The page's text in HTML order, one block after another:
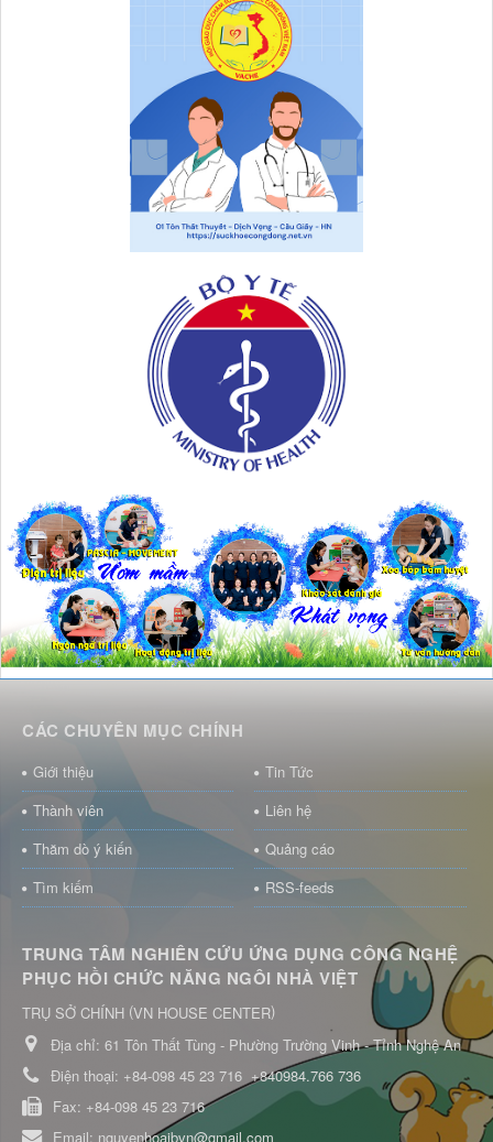
CÁC CHUYÊN MỤC CHÍNH
Giới thiệu
Tin Tức
Thành viên
Liên hệ
Thăm dò ý kiến
Quảng cáo
Tìm kiếm
RSS-feeds
TRUNG TÂM NGHIÊN CỨU ỨNG DỤNG CÔNG NGHỆ
PHỤC HỒI CHỨC NĂNG NGÔI NHÀ VIỆT
TRỤ SỞ CHÍNH (VN HOUSE CENTER)
Địa chỉ: 61 Tôn Thất Tùng - Phường Trường Vinh - Tỉnh Nghệ An
Điện thoại: +84-098 45 23 716 +840984.766 736
Fax: +84-098 45 23 716
Email: nguyenhoaibvn@gmail.com